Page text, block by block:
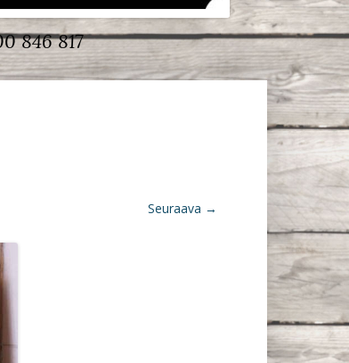
846 817
Seuraava →